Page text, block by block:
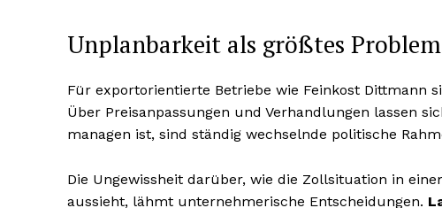
Unplanbarkeit als größtes
Für exportorientierte Betriebe wie Feinkost Dittmann
Über Preisanpassungen und Verhandlungen lassen
managen ist, sind ständig wechselnde politische
Die Ungewissheit darüber, wie die Zollsituation in
aussieht, lähmt unternehmerische Entscheidungen.